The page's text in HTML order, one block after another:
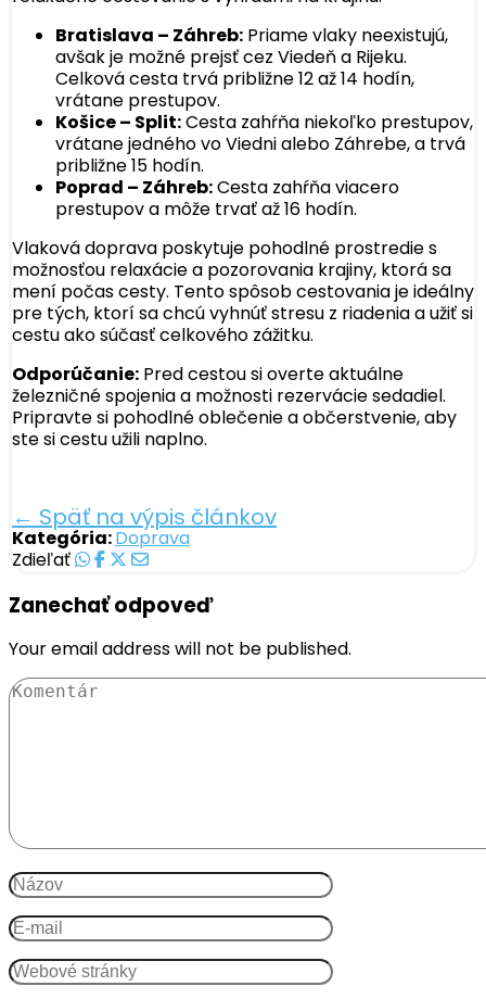
Bratislava – Záhreb: Priame vlaky neexistujú,
avšak je možné prejsť cez Viedeň a Rijeku.
Celková cesta trvá približne 12 až 14 hodín,
vrátane prestupov.
Košice – Split:Cesta zahŕňa niekoľko prestupov,
vrátane jedného vo Viedni alebo Záhrebe, a trvá
približne 15 hodín.
Poprad – Záhreb:Cesta zahŕňa viacero
prestupov a môže trvať až 16 hodín.
Vlaková doprava poskytuje pohodlné prostredie s
možnosťou relaxácie a pozorovania krajiny, ktorá sa
mení počas cesty. Tento spôsob cestovania je ideálny
pre tých, ktorí sa chcú vyhnúť stresu z riadenia a užiť si
cestu ako súčasť celkového zážitku.
Odporúčanie: Pred cestou si overte aktuálne
železničné spojenia a možnosti rezervácie sedadiel.
Pripravte si pohodlné oblečenie a občerstvenie, aby
ste si cestu užili naplno.
← Späť na výpis článkov
Kategória:Doprava
Zdieľať
Zanechať odpoveď
Your email address will not be published.